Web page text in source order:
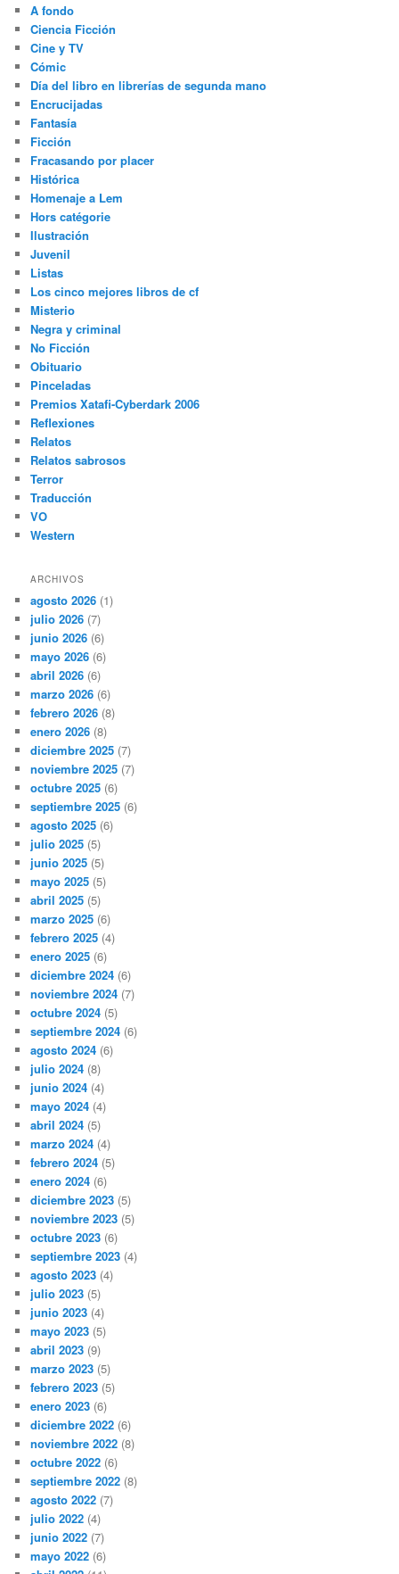
A fondo
Ciencia Ficción
Cine y TV
Cómic
Día del libro en librerías de segunda mano
Encrucijadas
Fantasía
Ficción
Fracasando por placer
Histórica
Homenaje a Lem
Hors catégorie
Ilustración
Juvenil
Listas
Los cinco mejores libros de cf
Misterio
Negra y criminal
No Ficción
Obituario
Pinceladas
Premios Xatafi-Cyberdark 2006
Reflexiones
Relatos
Relatos sabrosos
Terror
Traducción
VO
Western
ARCHIVOS
agosto 2026 (1)
julio 2026 (7)
junio 2026 (6)
mayo 2026 (6)
abril 2026 (6)
marzo 2026 (6)
febrero 2026 (8)
enero 2026 (8)
diciembre 2025 (7)
noviembre 2025 (7)
octubre 2025 (6)
septiembre 2025 (6)
agosto 2025 (6)
julio 2025 (5)
junio 2025 (5)
mayo 2025 (5)
abril 2025 (5)
marzo 2025 (6)
febrero 2025 (4)
enero 2025 (6)
diciembre 2024 (6)
noviembre 2024 (7)
octubre 2024 (5)
septiembre 2024 (6)
agosto 2024 (6)
julio 2024 (8)
junio 2024 (4)
mayo 2024 (4)
abril 2024 (5)
marzo 2024 (4)
febrero 2024 (5)
enero 2024 (6)
diciembre 2023 (5)
noviembre 2023 (5)
octubre 2023 (6)
septiembre 2023 (4)
agosto 2023 (4)
julio 2023 (5)
junio 2023 (4)
mayo 2023 (5)
abril 2023 (9)
marzo 2023 (5)
febrero 2023 (5)
enero 2023 (6)
diciembre 2022 (6)
noviembre 2022 (8)
octubre 2022 (6)
septiembre 2022 (8)
agosto 2022 (7)
julio 2022 (4)
junio 2022 (7)
mayo 2022 (6)